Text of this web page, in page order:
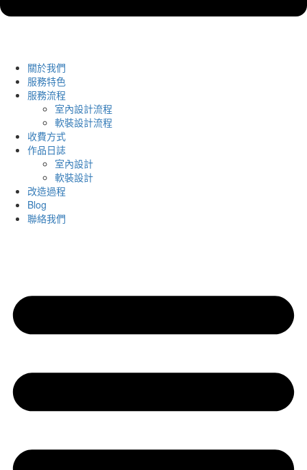
關於我們
服務特色
服務流程
室內設計流程
軟裝設計流程
收費方式
作品日誌
室內設計
軟裝設計
改造過程
Blog
聯絡我們